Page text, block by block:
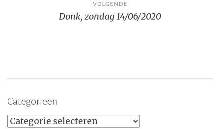
VOLGENDE
Donk, zondag 14/06/2020
Categorieën
Categorieën